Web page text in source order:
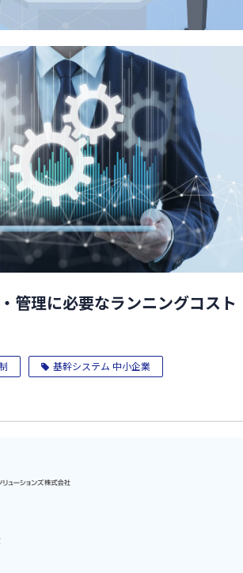
管理に必要なランニングコスト
基幹システム 中小企業